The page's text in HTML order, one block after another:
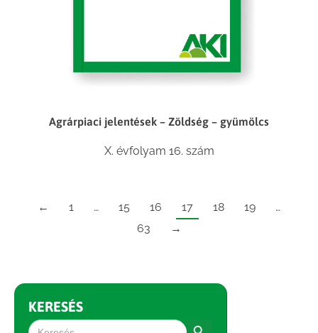
Agrárpiaci jelentések – Zöldség – gyümölcs
X. évfolyam 16. szám
← 1 … 15 16 17 18 19
…
63
→
KERESÉS
Search